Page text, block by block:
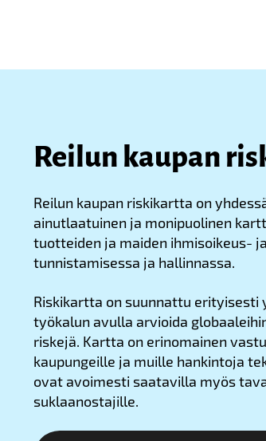
Reilun kaupan
Reilun kaupan riskikartta on
ainutlaatuinen ja monipuolinen
tuotteiden ja maiden ihmisoikeus-
tunnistamisessa ja hallinnassa.
Riskikartta on suunnattu
työkalun avulla arvioida
riskejä. Kartta on erinomainen
kaupungeille ja muille hankintoja
ovat avoimesti saatavilla myös
suklaanostajille.